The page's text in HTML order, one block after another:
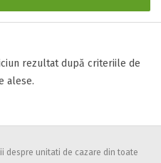
rezultat după criteriile de
alese.
despre unitati de cazare din toate